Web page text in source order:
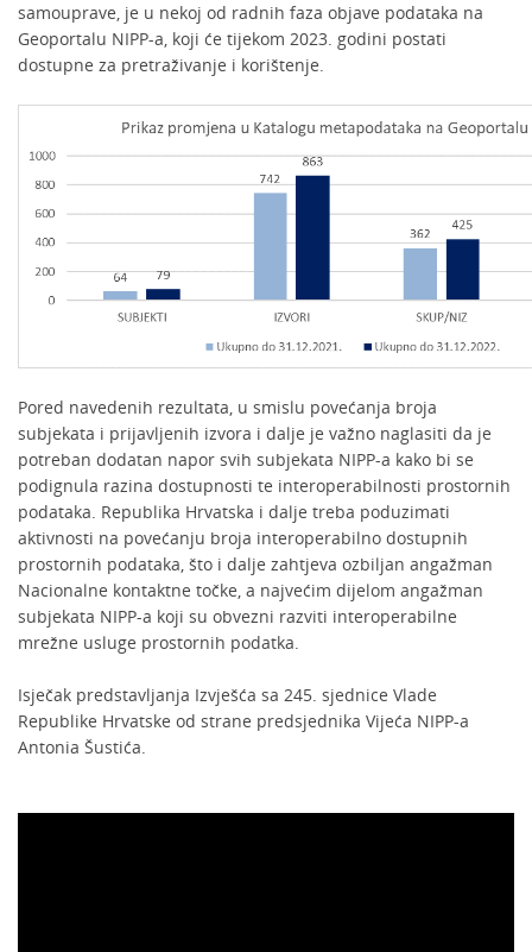
samouprave, je u nekoj od radnih faza objave podataka na
Geoportalu NIPP-a, koji će tijekom 2023. godini postati
dostupne za pretraživanje i korištenje.
Pored navedenih rezultata, u smislu povećanja broja
subjekata i prijavljenih izvora i dalje je važno naglasiti da je
potreban dodatan napor svih subjekata NIPP-a kako bi se
podignula razina dostupnosti te interoperabilnosti prostornih
podataka. Republika Hrvatska i dalje treba poduzimati
aktivnosti na povećanju broja interoperabilno dostupnih
prostornih podataka, što i dalje zahtjeva ozbiljan angažman
Nacionalne kontaktne točke, a najvećim dijelom angažman
subjekata NIPP-a koji su obvezni razviti interoperabilne
mrežne usluge prostornih podatka.
Isječak predstavljanja Izvješća sa 245. sjednice Vlade
Republike Hrvatske od strane predsjednika Vijeća NIPP-a
Antonia Šustića.